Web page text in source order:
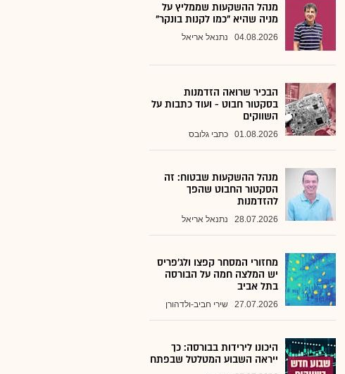
מנהל ההשקעות שממליץ על
מניה שהיא "כמו לקנות בונקר"
04.08.2026 נתנאל אריאל
הבכיר שרואה הזדמנות
בסקטור חבוט - ועוד כתבות על
השווקים
01.08.2026 כתבי גלובס
מנהל ההשקעות שבטוח: זה
הסקטור החבוט שהפך
להזדמנות
28.07.2026 נתנאל אריאל
מחזורי המסחר קפצו ולג'פריס
יש המלצה חמה על הבורסה
בתל אביב
27.07.2026 שירי חביב-ולדהורן
היכונו לירידות בבורסה: כך
ייראה השבוע המטלטל שבפתח